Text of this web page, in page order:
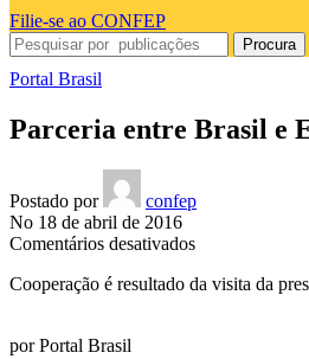
Filie-se ao CONFEP
Procura
Portal Brasil
Parceria entre Brasil e
Postado por
confep
No 18 de abril de 2016
Comentários desativadosem
entre
Cooperação é resultado da visita da
porPortal Brasil